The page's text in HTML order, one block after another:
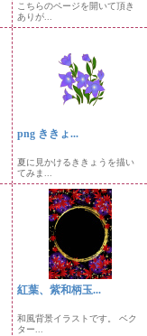
こちらのページを開いて頂き
ありが...
png ききょ...
夏に見かけるききょうを描い
てみま...
紅葉、紫和柄玉...
和風背景イラストです。 ベク
ター...